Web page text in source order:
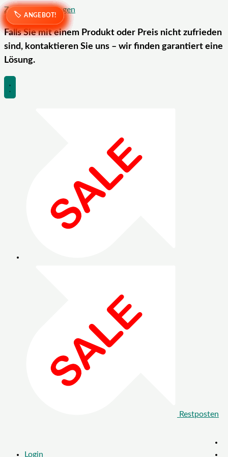
Zum Inhalt springen
Falls Sie mit einem Produkt oder Preis nicht zufrieden
sind, kontaktieren Sie uns – wir finden garantiert eine
Lösung.
Restposten
Login
ANGEBOT!
ANGEBOT!
ANGEBOT!
ANGEBOT!
ANGEBOT!
ANGEBOT!
ANGEBOT!
ANGEBOT!
ANGEBOT!
ANGEBOT!
ANGEBOT!
ANGEBOT!
ANGEBOT!
ANGEBOT!
ANGEBOT!
ANGEBOT!